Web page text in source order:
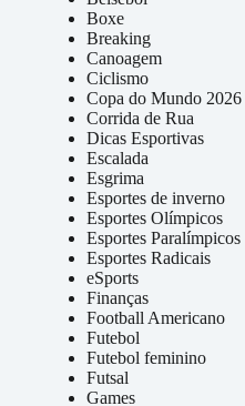
Boxe
Breaking
Canoagem
Ciclismo
Copa do Mundo 2026
Corrida de Rua
Dicas Esportivas
Escalada
Esgrima
Esportes de inverno
Esportes Olímpicos
Esportes Paralímpicos
Esportes Radicais
eSports
Finanças
Football Americano
Futebol
Futebol feminino
Futsal
Games